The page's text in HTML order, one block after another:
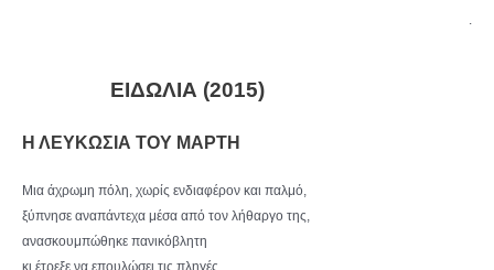
ΕΙΔΩΛΙΑ (2015)
Η ΛΕΥΚΩΣΙΑ ΤΟΥ ΜΑΡΤΗ
Μια άχρωμη πόλη, χωρίς ενδιαφέρον και παλμό,
ξύπνησε αναπάντεχα μέσα από τον λήθαργο της,
ανασκουμπώθηκε πανικόβλητη